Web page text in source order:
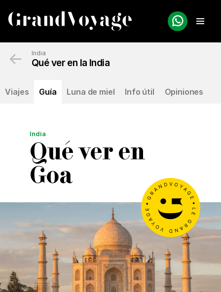
India
Qué ver en la India
Viajes Guía Luna de miel Info útil Opiniones
←
India
Qué ver en
Goa